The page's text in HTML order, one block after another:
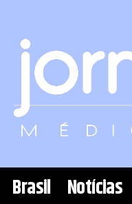
Brasil Notícias